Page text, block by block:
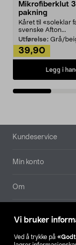
Vi bruker
Ved å trykke på
Mikrofiberklut
pakning
Kåret til «soleklar
svenske Afton...
Utførelse: Grå/
39,90
Legg i
Bunntekst
Kundeservice
Min konto
Om
Våre selskaper